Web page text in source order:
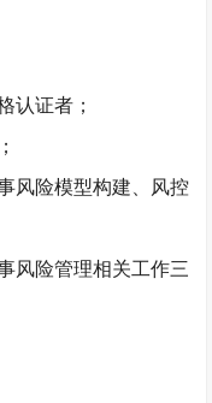
认证者；
风险模型构建、风控
风险管理相关工作三